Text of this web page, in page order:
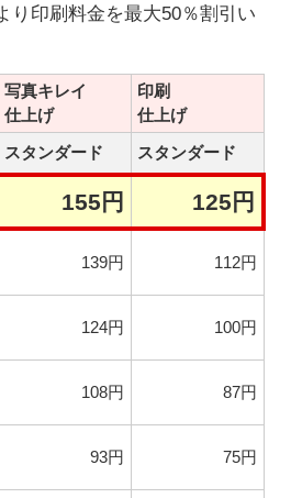
り印刷料金を最大50％割引い
写真キレイ
仕上げ
印刷
仕上げ
スタンダード スタンダード
155円 125円
139円 112円
124円 100円
108円 87円
93円 75円